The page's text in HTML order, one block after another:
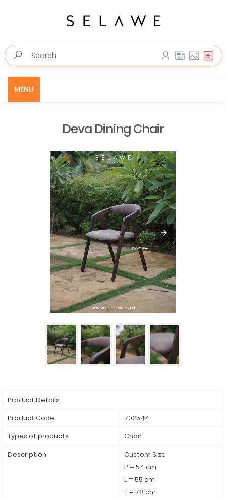
MENU
Deva Dining Chair
Product Details
Product Code
702544
Types of products
Chair
Description
Custom Size
P = 54 cm
L = 55 cm
T = 78 cm